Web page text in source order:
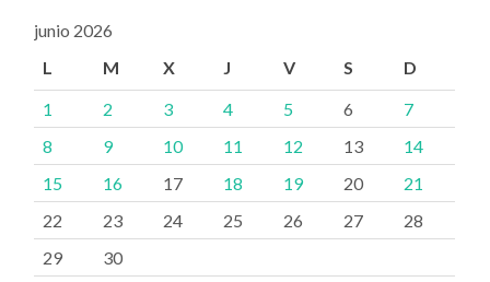
junio 2026
L
M X J V S D
1 2 3 4 5 6
7
8
9 10 11 12 13
14
15
16 17 18 19 20
21
22
23 24 25 26 27
28
29
30